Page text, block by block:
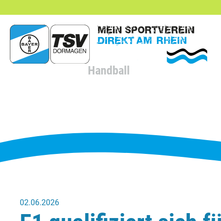
Handball
02.06.2026